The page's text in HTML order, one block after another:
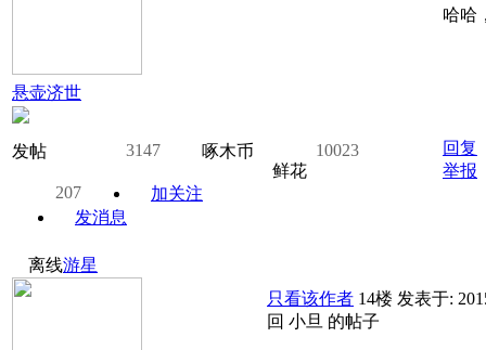
悬壶济世
发帖 3147 啄木币
10023
鲜花
207
加关注
发消息
哈哈
回复
举报
离线游星
只看该作者 14楼 发表于:
回 小旦 的帖子